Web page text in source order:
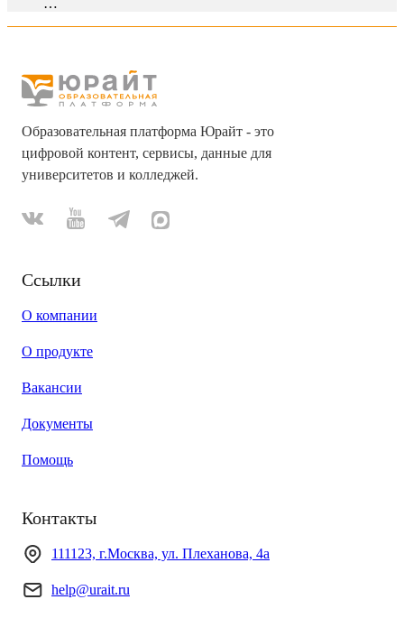
…
Образовательная платформа Юрайт - это
цифровой контент, сервисы, данные для
университетов и колледжей.
Ссылки
О компании
О продукте
Вакансии
Документы
Помощь
Контакты
111123, г.Москва, ул. Плеханова, 4а
help@urait.ru